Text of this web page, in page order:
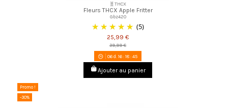
🧬THCX
Fleurs THCX Apple Fritter
Gbz420
(5)
25,99 €
39,99 €
06d. 16:18:44
Ajouter au panier
Promo !
-30%